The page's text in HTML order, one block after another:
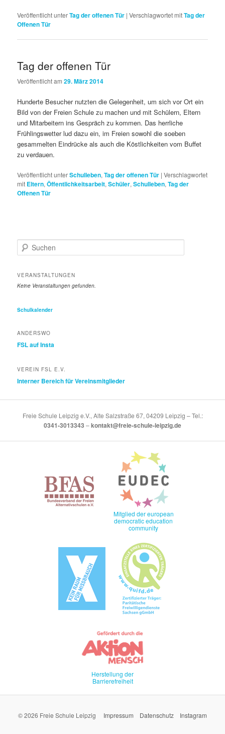
Veröffentlicht unterTag der offenen Tür |Verschlagwortet mitTag der
Offenen Tür
Tag der offenen Tür
Veröffentlicht am29. März 2014
Hunderte Besucher nutzten die Gelegenheit, um sich vor Ort ein
Bild von der Freien Schule zu machen und mit Schülern, Eltern
und Mitarbeitern ins Gespräch zu kommen. Das herrliche
Frühlingswetter lud dazu ein, im Freien sowohl die soeben
gesammelten Eindrücke als auch die Köstlichkeiten vom Buffet
zu verdauen.
Veröffentlicht unterSchulleben,Tag der offenen Tür |Verschlagwortet
mit Eltern,Öffentlichkeitsarbeit,Schüler,Schulleben,Tag der
Offenen Tür
u
h
e
VERANSTALTUNGEN
Keine Veranstaltungen gefunden.
Schulkalender
ANDERSWO
FSL auf Insta
VEREIN FSL E.V.
Interner Bereich für Vereinsmitglieder
Freie Schule Leipzig e.V., Alte Salzstraße 67, 04209 Leipzig – Tel.:
0341-3013343 –kontakt@freie-schule-leipzig.de
Mitglied der european
democratic education
community
Herstellung der
Barrierefreiheit
© 2026 Freie Schule Leipzig Impressum Datenschutz Instagram